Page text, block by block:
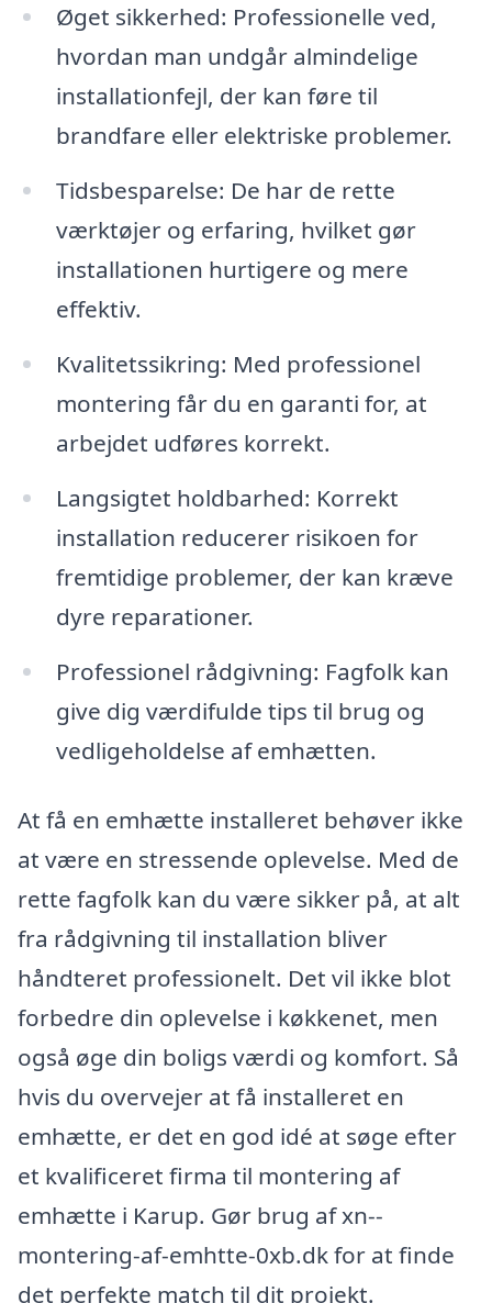
Øget sikkerhed: Professionelle ved,
hvordan man undgår almindelige
installationfejl, der kan føre til
brandfare eller elektriske problemer.
Tidsbesparelse: De har de rette
værktøjer og erfaring, hvilket gør
installationen hurtigere og mere
effektiv.
Kvalitetssikring: Med professionel
montering får du en garanti for, at
arbejdet udføres korrekt.
Langsigtet holdbarhed: Korrekt
installation reducerer risikoen for
fremtidige problemer, der kan kræve
dyre reparationer.
Professionel rådgivning: Fagfolk kan
give dig værdifulde tips til brug og
vedligeholdelse af emhætten.
At få en emhætte installeret behøver ikke
at være en stressende oplevelse. Med de
rette fagfolk kan du være sikker på, at alt
fra rådgivning til installation bliver
håndteret professionelt. Det vil ikke blot
forbedre din oplevelse i køkkenet, men
også øge din boligs værdi og komfort. Så
hvis du overvejer at få installeret en
emhætte, er det en god idé at søge efter
et kvalificeret firma til montering af
emhætte i Karup. Gør brug af xn--
montering-af-emhtte-0xb.dk for at finde
det perfekte match til dit projekt.